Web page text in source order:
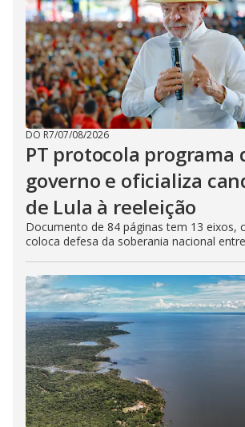
DO R7/07/08/2026
PT protocola programa
governo e oficializa
de Lula à reeleição
Documento de 84 páginas tem 13 eixos,
coloca defesa da soberania nacional